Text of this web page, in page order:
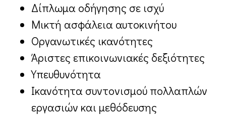
Δίπλωμα οδήγησης σε ισχύ
Μικτή ασφάλεια αυτοκινήτου
Οργανωτικές ικανότητες
Άριστες επικοινωνιακές δεξιότητες
Υπευθυνότητα
Ικανότητα συντονισμού πολλαπλών
εργασιών και μεθόδευσης